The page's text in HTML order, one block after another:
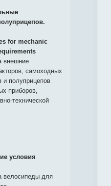
for mechanic
внешние
самоходных
и полуприцепов
приборов,
технической
условия
велосипеды для